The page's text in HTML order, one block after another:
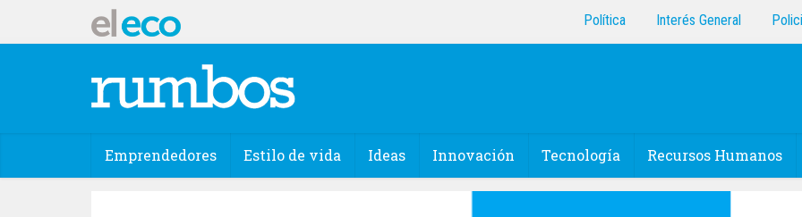
Política Interés General
Emprendedores Estilo de vida Ideas Innovación Tecnología Recursos Humanos